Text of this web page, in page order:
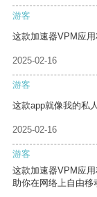
游客
这款加速器VPM应
2025-02-16
游客
这款app就像我的私
2025-02-16
游客
这款加速器VPM应
助你在网络上自由移